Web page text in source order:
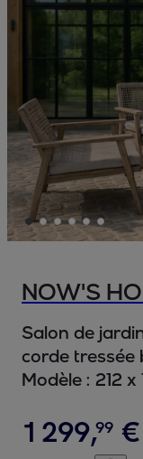
NOW'S
Salon de
corde tressée
Modèle : 212 x
1 299,99 €